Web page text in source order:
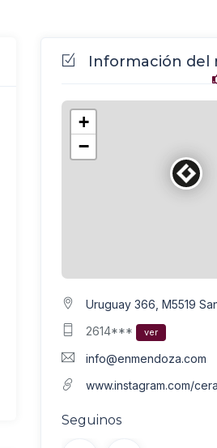
Información del
+
−
Uruguay 366, M5519
2614***
ver
info@enmendoza.com
www.instagram.com/
Seguinos